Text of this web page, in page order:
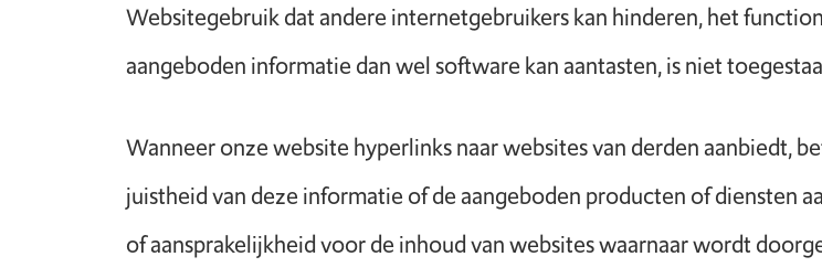
Websitegebruik dat andere internetgebruikers kan hinderen, het
aangeboden informatie dan wel software kan aantasten, is niet
Wanneer onze website hyperlinks naar websites van derden aanbiedt,
juistheid van deze informatie of de aangeboden producten of diensten
of aansprakelijkheid voor de inhoud van websites waarnaar wordt